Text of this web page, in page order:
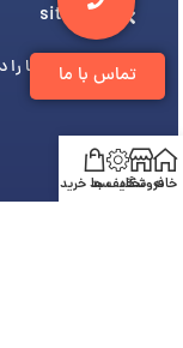
تماس با ما
sitemap
ما
خانهفروشگاه
تخفیف هاسبد خرید